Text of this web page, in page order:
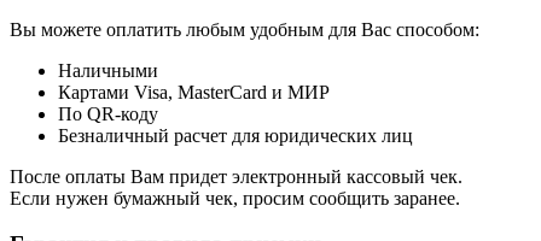
Вы можете оплатить любым удобным для Вас способом:
Наличными
Картами Visa, MasterCard и МИР
По QR-коду
Безналичный расчет для юридических лиц
После оплаты Вам придет электронный кассовый чек.
Если нужен бумажный чек, просим сообщить заранее.